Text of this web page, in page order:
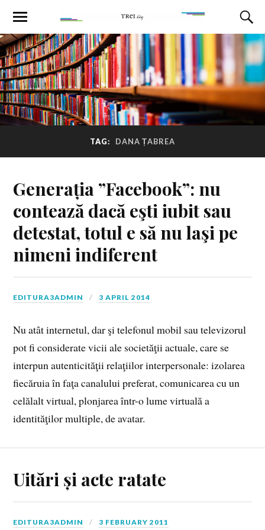
TAG: DANA ȚABREA
Generația ”Facebook”: nu
contează dacă eşti iubit sau
detestat, totul e să nu laşi pe
nimeni indiferent
EDITURA3ADMIN 3 APRIL 2014
Nu atât internetul, dar şi telefonul mobil sau televizorul
pot fi considerate vicii ale societăţii actuale, care se
interpun autenticităţii relaţiilor interpersonale: izolarea
fiecăruia în faţa canalului preferat, comunicarea cu un
celălalt virtual, plonjarea într-o lume virtuală a
identităţilor multiple, de avatar.
Uitări și acte ratate
EDITURA3ADMIN 3 FEBRUARY 2011